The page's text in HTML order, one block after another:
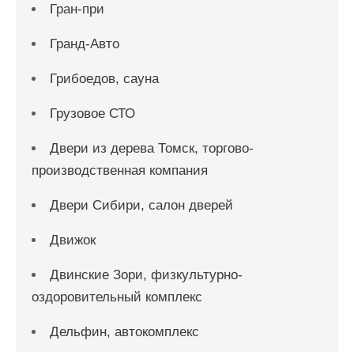
Гран-при
Гранд-Авто
Грибоедов, сауна
Грузовое СТО
Двери из дерева Томск, торгово-
производственная компания
Двери Сибири, салон дверей
Движок
Двинские Зори, физкультурно-
оздоровительный комплекс
Дельфин, автокомплекс